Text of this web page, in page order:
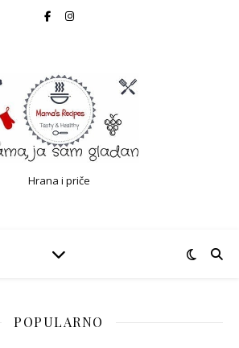
Hrana i priče
POPULARNO